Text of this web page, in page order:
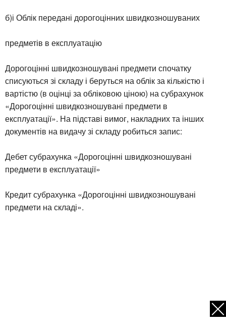
б)і Облік передані дорогоцінних швидкозношуваних
предметів в експлуатацію
Дорогоцінні швидкозношувані предмети спочатку
списуються зі складу і беруться на облік за кількістю і
вартістю (в оцінці за обліковою ціною) на субрахунок
«Дорогоцінні швидкозношувані предмети в
експлуатації». На підставі вимог, накладних та інших
документів на видачу зі складу робиться запис:
Дебет субрахунка «Дорогоцінні швидкозношувані
предмети в експлуатації»
Кредит субрахунка «Дорогоцінні швидкозношувані
предмети на складі».